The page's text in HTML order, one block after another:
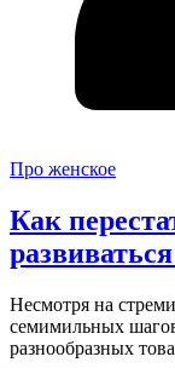
Про женское
Как
Несмотря на
семимильных
разнообразных